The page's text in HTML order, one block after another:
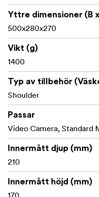
Yttre dimensioner (B
500x280x270
Vikt (g)
1400
Typ av tillbehör
Shoulder
Passar
Video Camera, Standard
Innermått djup (mm)
210
Innermått höjd (mm)
170